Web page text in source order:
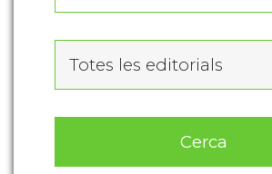
Totes les editorials
Cerca